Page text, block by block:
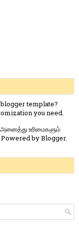
template?
you need.
உரிமைகளும்
Powered byBlogger.